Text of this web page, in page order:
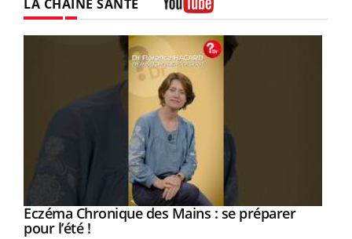
LA CHAÎNE SANTÉ
Youtube
Eczéma Chronique des Mains : se préparer
pour l’été !Youtube